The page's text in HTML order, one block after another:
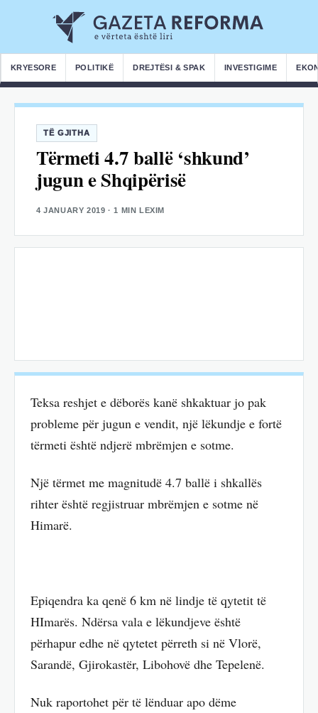
KRYESORE POLITIKË DREJTËSI & SPAK INVESTIGIME
TË GJITHA
Tërmeti 4.7 ballë ‘shkund’
jugun e Shqipërisë
4 JANUARY 2019 · 1 MIN LEXIM
Teksa reshjet e dëborës kanë shkaktuar jo pak
probleme për jugun e vendit, një lëkundje e fortë
tërmeti është ndjerë mbrëmjen e sotme.
Një tërmet me magnitudë 4.7 ballë i shkallës
rihter është regjistruar mbrëmjen e sotme në
Himarë.
Epiqendra ka qenë 6 km në lindje të qytetit të
HImarës. Ndërsa vala e lëkundjeve është
përhapur edhe në qytetet përreth si në Vlorë,
Sarandë, Gjirokastër, Libohovë dhe Tepelenë.
Nuk raportohet për të lënduar apo dëme